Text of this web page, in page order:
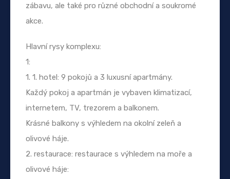
zábavu, ale také pro různé obchodní a soukromé
akce.
Hlavní rysy komplexu:
1:
1. 1. hotel: 9 pokojů a 3 luxusní apartmány.
Každý pokoj a apartmán je vybaven klimatizací,
internetem, TV, trezorem a balkonem.
Krásné balkony s výhledem na okolní zeleň a
olivové háje.
2. restaurace: restaurace s výhledem na moře a
olivové háje: